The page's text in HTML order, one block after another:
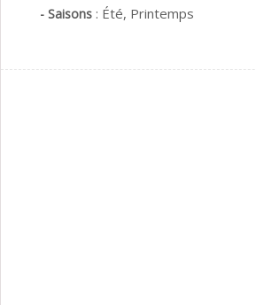
- Saisons : Été, Printemps